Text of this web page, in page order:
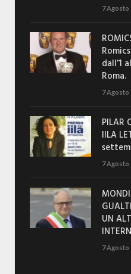
7 Agosto
dall’1
Roma.
7 Agosto
PILAR
IILA
7 Agosto
UN
7 Agosto